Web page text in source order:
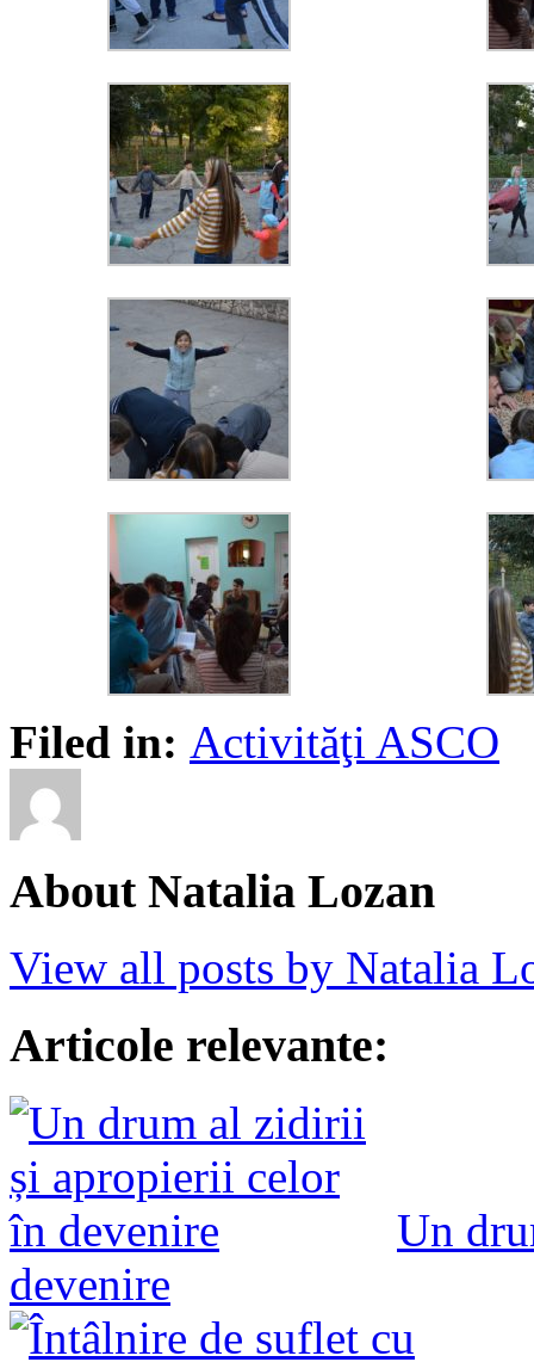
Filed in: Activităţi ASCO
About Natalia Lozan
View all posts by Natalia
Articole relevante:
Un
devenire